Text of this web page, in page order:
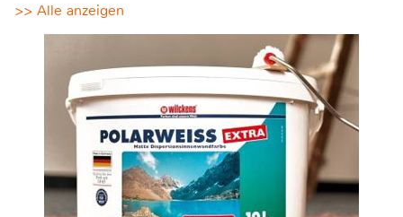
>> Alle anzeigen